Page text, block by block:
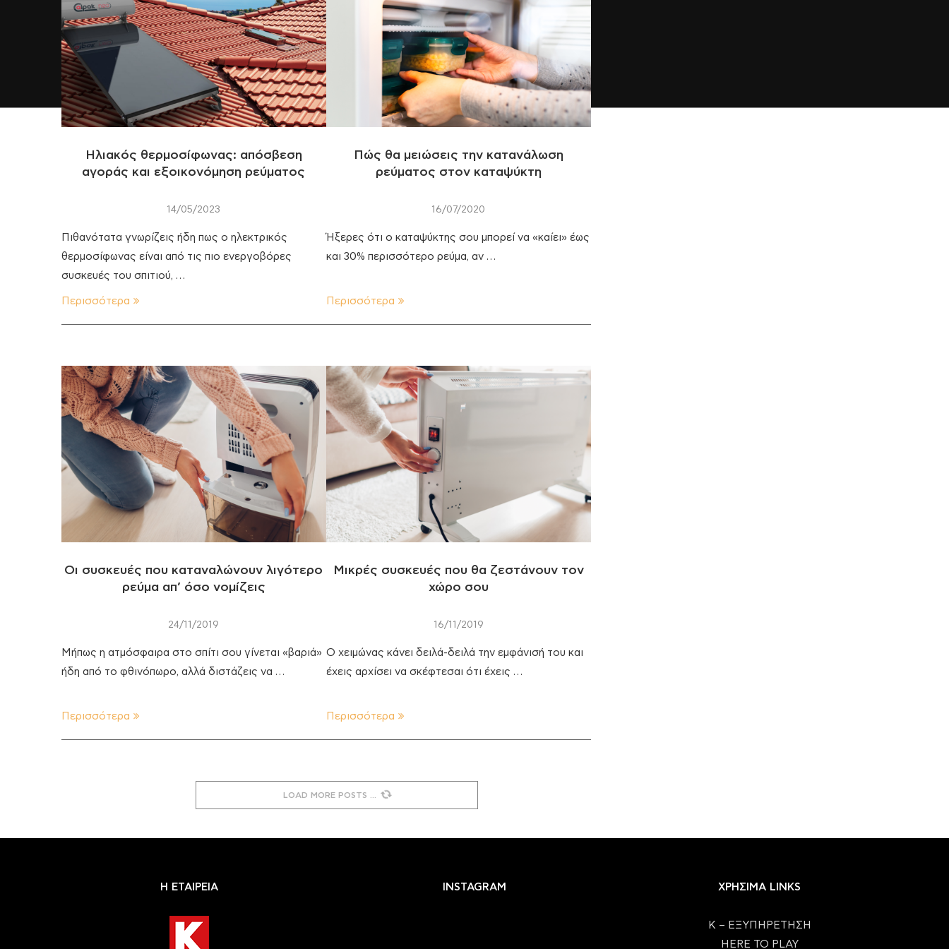
Ηλιακός θερμοσίφωνας: απόσβεση
αγοράς και εξοικονόμηση ρεύματος
14/05/2023
Πιθανότατα γνωρίζεις ήδη πως ο ηλεκτρικός
θερμοσίφωνας είναι από τις πιο ενεργοβόρες
συσκευές του σπιτιού, …
Περισσότερα
Πώς θα μειώσεις την κατανάλωση
ρεύματος στον καταψύκτη
16/07/2020
Ήξερες ότι ο καταψύκτης σου μπορεί να «καίει» έως
και 30% περισσότερο ρεύμα, αν …
Περισσότερα
Οι συσκευές που καταναλώνουν λιγότερο
ρεύμα απ’ όσο νομίζεις
24/11/2019
Μήπως η ατμόσφαιρα στο σπίτι σου γίνεται «βαριά»
ήδη από το φθινόπωρο, αλλά διστάζεις να …
Περισσότερα
Μικρές συσκευές που θα ζεστάνουν τον
χώρο σου
16/11/2019
Ο χειμώνας κάνει δειλά-δειλά την εμφάνισή του και
έχεις αρχίσει να σκέφτεσαι ότι έχεις …
Περισσότερα
LOAD MORE POSTS
Η ΕΤΑΙΡΕΙΑ INSTAGRAM ΧΡΗΣΙΜΑ LINKS
Κ – ΕΞΥΠΗΡΕΤΗΣΗ
HERE TO PLAY